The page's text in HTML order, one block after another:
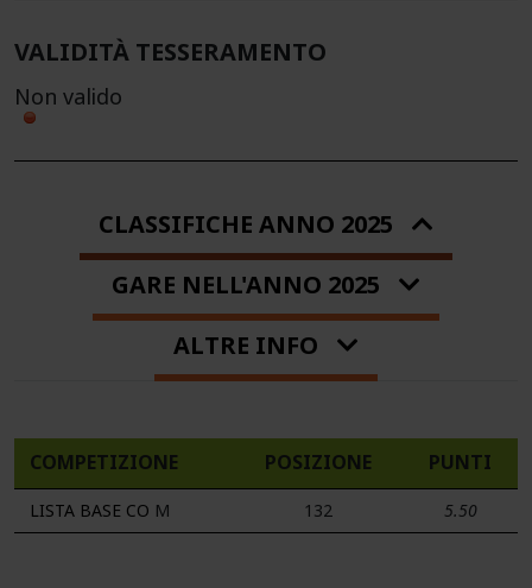
VALIDITÀ TESSERAMENTO
Non valido
CLASSIFICHE ANNO 2025
GARE NELL'ANNO 2025
ALTRE INFO
COMPETIZIONE POSIZIONE PUNTI
LISTA BASE CO M 132 5.50